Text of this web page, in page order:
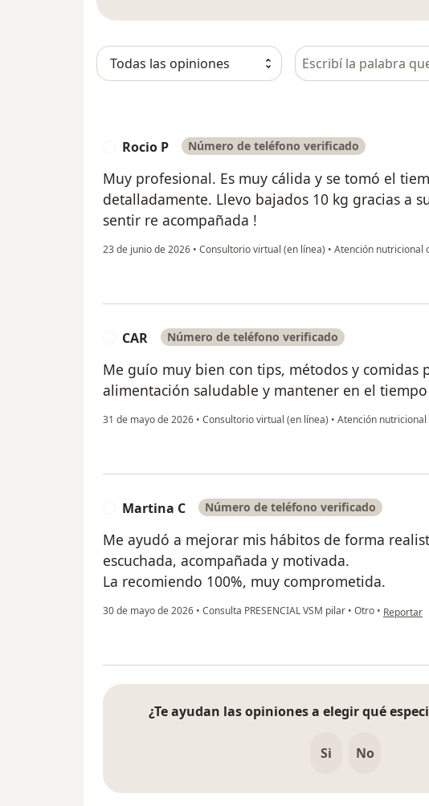
Busca en opiniones
Rocio P Número de teléfono verificado
Muy profesional. Es muy cálida y se tomó el
detalladamente. Llevo bajados 10 kg gracias a
sentir re acompañada !
23 de junio de 2026 • Consultorio virtual (en línea) • Atención nutricional
CAR Número de teléfono verificado
Me guío muy bien con tips, métodos y comidas
alimentación saludable y mantener en el
31 de mayo de 2026 • Consultorio virtual (en línea) • Atención nutricional
Martina C Número de teléfono verificado
Me ayudó a mejorar mis hábitos de forma
escuchada, acompañada y motivada.
La recomiendo 100%, muy comprometida.
30 de mayo de 2026 • Consulta PRESENCIAL VSM pilar • Otro • en
Reportar
¿Te ayudan las opiniones a elegir qué
Si No